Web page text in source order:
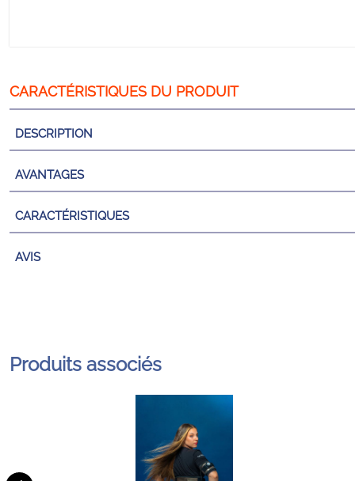
DESCRIPTION
AVANTAGES
CARACTÉRISTIQUES
AVIS
Produits associés